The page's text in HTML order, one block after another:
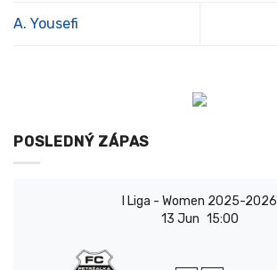
A. Yousefi
POSLEDNÝ ZÁPAS
I Liga - Women 2025-2026
13 Jun 15:00